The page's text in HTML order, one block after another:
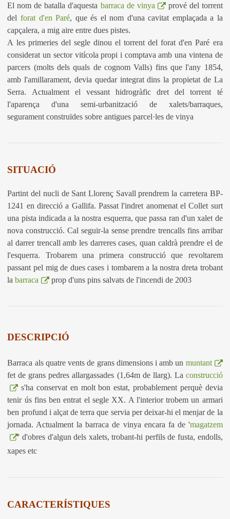
El nom de batalla d'aquesta barraca de vinya
prové del torrent
del forat d'en Paré, que és el nom d'una cavitat emplaçada a la
capçalera, a mig aire entre dues pistes.
A les primeries del segle dinou el torrent del forat d'en Paré era
considerat un sector vitícola propi i comptava amb una vintena de
parcers (molts dels quals de cognom Valls) fins que l'any 1854,
amb l'amillarament, devia quedar integrat dins la propietat de La
Serra. Actualment el vessant hidrogràfic dret del torrent té
l'aparença d'una semi-urbanització de xalets/barraques,
segurament construïdes sobre antigues parcel·les de vinya
SITUACIÓ
Partint del nucli de Sant Llorenç Savall prendrem la carretera BP-
1241 en direcció a Gallifa. Passat l'indret anomenat el Collet surt
una pista indicada a la nostra esquerra, que passa ran d'un xalet de
nova construcció. Cal seguir-la sense prendre trencalls fins arribar
al darrer trencall amb les darreres cases, quan caldrà prendre el de
l'esquerra. Trobarem una primera construcció que revoltarem
passant pel mig de dues cases i tombarem a la nostra dreta trobant
labarraca prop d'uns pins salvats de l'incendi de 2003
DESCRIPCIÓ
Barraca als quatre vents de grans dimensions i amb un muntant
fet de grans pedres allargassades (1,64m de llarg). La construcció
s'ha conservat en molt bon estat, probablement perquè devia
tenir ús fins ben entrat el segle XX. A l'interior trobem un armari
ben profund i alçat de terra que servia per deixar-hi el menjar de la
jornada. Actualment la barraca de vinya encara fa de 'magatzem
' d'obres d'algun dels xalets, trobant-hi perfils de fusta, endolls,
xapes etc
CARACTERÍSTIQUES